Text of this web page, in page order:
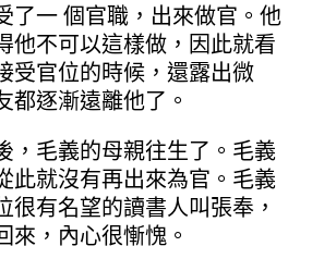
了一 個官職，出來做官。他
他不可以這樣做，因此就看
受官位的時候，還露出微
都逐漸遠離他了。
，毛義的母親往生了。毛義
此就沒有再出來為官。毛義
很有名望的讀書人叫張奉，
來，內心很慚愧。